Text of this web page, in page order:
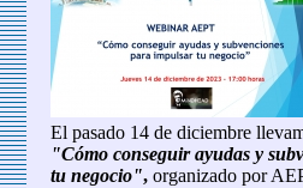
El pasado 14 de diciembre
"Cómo conseguir ayudas y
tu negocio", organizado por